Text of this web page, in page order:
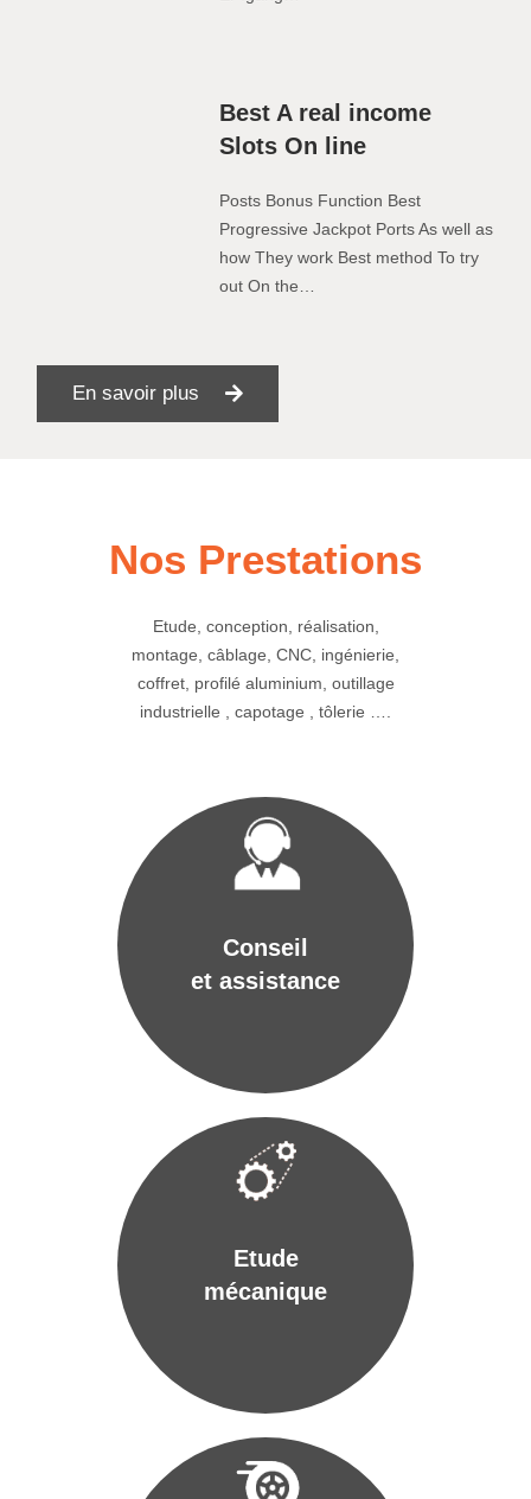
Best A real income
Slots On line
Posts Bonus Function Best
Progressive Jackpot Ports As well as
how They work Best method To try
out On the…
En savoir plus
Nos Prestations
Etude, conception, réalisation,
montage, câblage, CNC, ingénierie,
coffret, profilé aluminium, outillage
industrielle , capotage , tôlerie ….
Conseil
et assistance
Etude
mécanique